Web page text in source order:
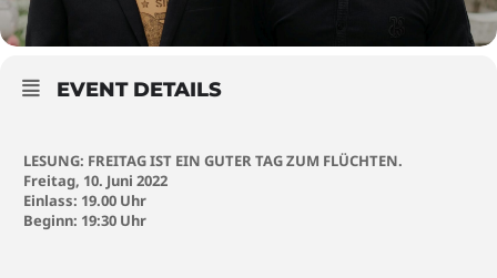
EVENT DETAILS
LESUNG: FREITAG IST EIN GUTER TAG ZUM FLÜCHTEN.
Freitag, 10. Juni 2022
Einlass: 19.00 Uhr
Beginn: 19:30 Uhr